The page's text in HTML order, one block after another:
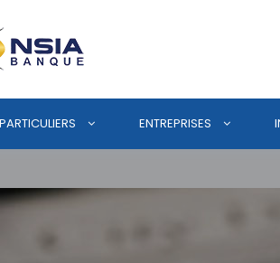
PARTICULIERS ENTREPRISES